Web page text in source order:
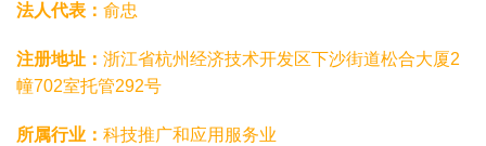
法人代表： 俞忠
注册地址： 浙江省杭州经济技术开发区下沙街道松合大厦2
幢702室托管292号
所属行业： 科技推广和应用服务业